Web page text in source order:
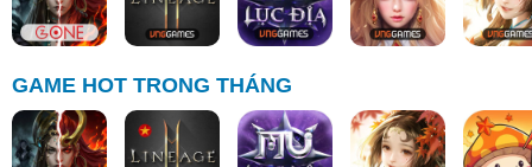
GAME HOT TRONG THÁNG